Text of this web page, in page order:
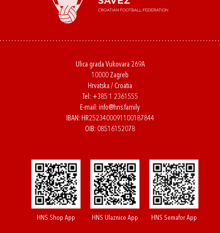
Ulica grada Vukovara 269A
10000 Zagreb
Hrvatska / Croatia
Tel: +385 1 2361555
E-mail: info@hns.family
IBAN: HR2523400091100187844
OIB: 08516152078
HNS Shop App HNS Ulaznice App HNS Semafor App